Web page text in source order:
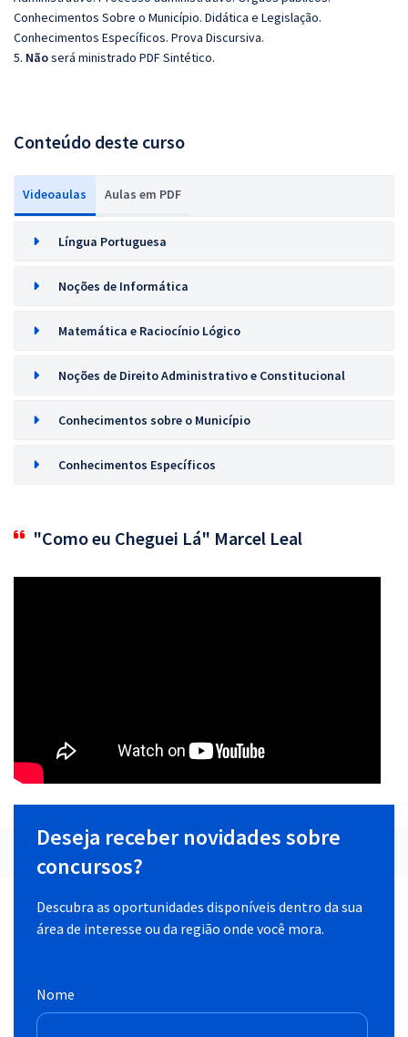
Conhecimentos Sobre o Município. Didática e Legislação.
Conhecimentos Específicos. Prova Discursiva.
5. Nãoserá ministrado PDF Sintético.
Conteúdo deste curso
Videoaulas Aulas em PDF
Língua Portuguesa
Noções de Informática
Matemática e Raciocínio Lógico
Noções de Direito Administrativo e Constitucional
Conhecimentos sobre o Município
Conhecimentos Específicos
"Como eu Cheguei Lá" Marcel Leal
Deseja receber novidades sobre
concursos?
Descubra as oportunidades disponíveis dentro da sua
área de interesse ou da região onde você mora.
Nome